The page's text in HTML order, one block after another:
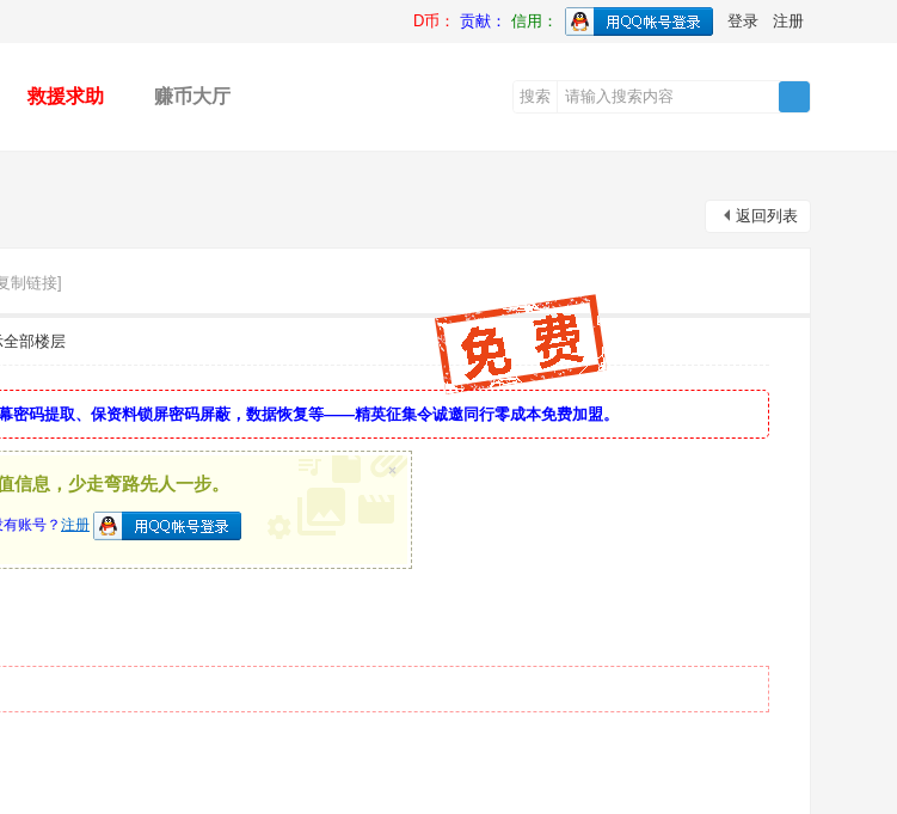
D币： 贡献： 信用： 登录 注册
救援求助 赚币大厅 搜索
返回列表
制链接]
全部楼层
密码提取、保资料锁屏密码屏蔽，数据恢复等——精英征集令诚邀同行零成本免费加盟。
信息，少走弯路先人一步。
账号？ 注册
×